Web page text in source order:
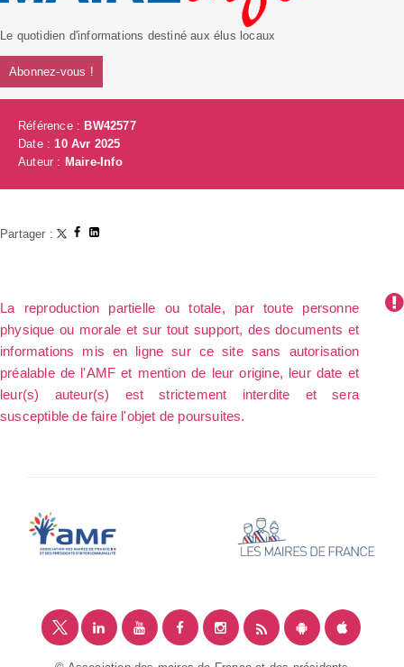
Le quotidien d'informations destiné aux élus locaux
Abonnez-vous !
Référence :BW42577
Date : 10 Avr 2025
Auteur : Maire-Info
Partager :
La reproduction partielle ou totale, par toute personne
physique ou morale et sur tout support, des documents et
informations mis en ligne sur ce site sans autorisation
préalable de l'AMF et mention de leur origine, leur date et
leur(s) auteur(s) est strictement interdite et sera
susceptible de faire l'objet de poursuites.